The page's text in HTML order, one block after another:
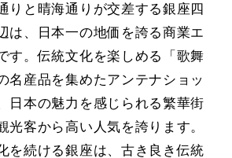
りと晴海通りが交差する銀座四
は、日本一の地価を誇る商業エ
す。伝統文化を楽しめる「歌舞
名産品を集めたアンテナショッ
日本の魅力を感じられる繁華街
光客から高い人気を誇ります。
を続ける銀座は、古き良き伝統